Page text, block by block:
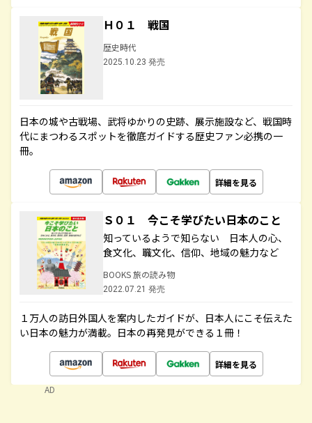
Ｈ０１ 戦国
歴史時代
2025.10.23 発売
日本の城や古戦場、武将ゆかりの史跡、展示施設など、戦国時
代にまつわるスポットを徹底ガイドする歴史ファン必携の一
冊。
詳細を見る
Ｓ０１ 今こそ学びたい日本のこと
知っているようで知らない 日本人の心、
食文化、職文化、信仰、地域の魅力など
BOOKS 旅の読み物
2022.07.21 発売
１万人の訪日外国人を案内したガイドが、日本人にこそ伝えた
い日本の魅力が満載。日本の再発見ができる１冊！
詳細を見る
AD